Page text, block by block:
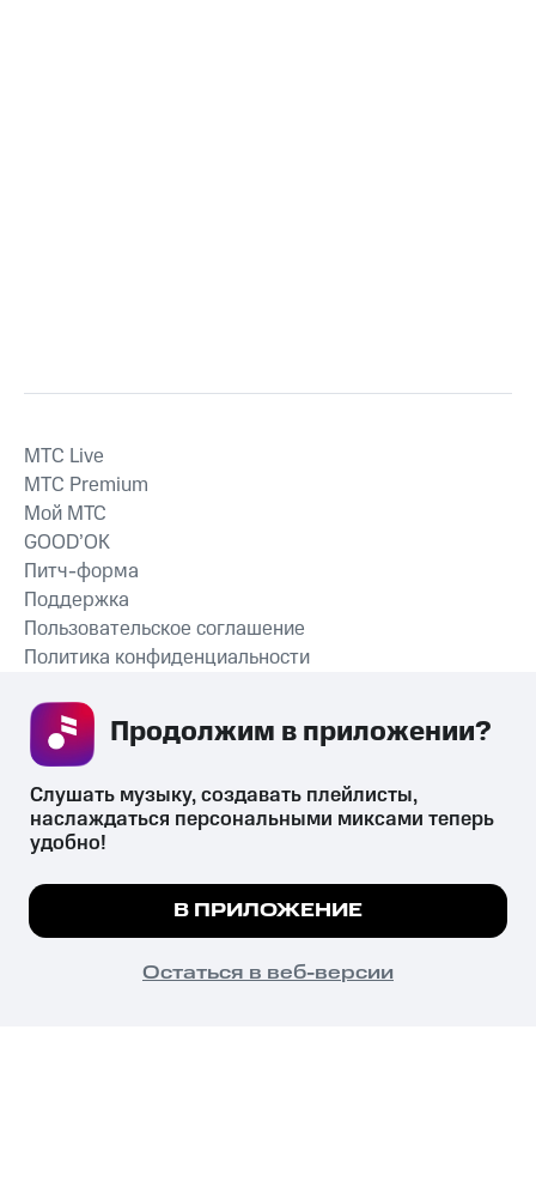
СКАЧАТЬ ПРИЛОЖЕНИЕ
MTС Live
MTС Premium
Мой МТС
GOOD’OK
Питч-форма
Поддержка
Пользовательское соглашение
Политика конфиденциальности
психотропных веществ, их аналогов причиняет вред здоровью,
их незаконный оборот запрещён и влечёт установленную
законодательством ответственность.
© 2026 ООО «КИОН».
Все права защищены
Мы используем куки, чтобы на сайте все
Подробнее
ПОНЯТНО
Слушать музыку, создавать плейлисты,
наслаждаться персональными миксами теперь
удобно!
В ПРИЛОЖЕНИЕ
Остаться в веб-версии